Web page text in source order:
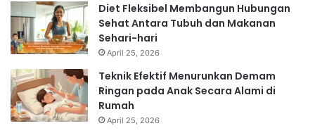
Diet Fleksibel Membangun Hubungan
Sehat Antara Tubuh dan Makanan
Sehari-hari
April 25, 2026
Teknik Efektif Menurunkan Demam
Ringan pada Anak Secara Alami di
Rumah
April 25, 2026